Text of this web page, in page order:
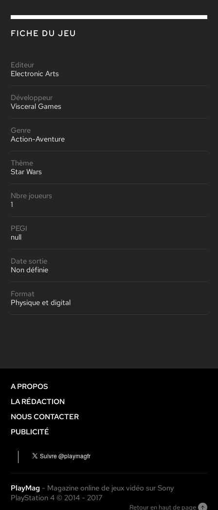
FICHE DU JEU
Editeur
Electronic Arts
Développeur
Visceral Games
Genre
Action-Aventure
Thème
Star Wars
Nbre joueurs
1
PEGI
null
Date sortie
Non définie
Format
Physique et digital
A PROPOS
LA RÉDACTION
NOUS CONTACTER
PUBLICITÉ
PlayMag - Magazine online de jeux vidéo sur Sony
PlayStation 4 © 2014 - 2017
Retour en haut de page